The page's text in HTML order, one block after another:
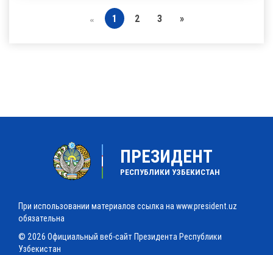
« 1 2 3 »
ПРЕЗИДЕНТ
РЕСПУБЛИКИ УЗБЕКИСТАН
При использовании материалов ссылка на www.president.uz
обязательна
© 2026 Официальный веб-сайт Президента Республики
Узбекистан